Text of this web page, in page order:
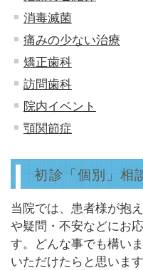
消毒滅菌
痛みの少ない治療
矯正歯科
訪問歯科
院内イベント
顎関節症
初診「個別」相
当院では、患者様が抱
や疑問・不安などにお
す。どんな事でも構い
いただけたらと思います